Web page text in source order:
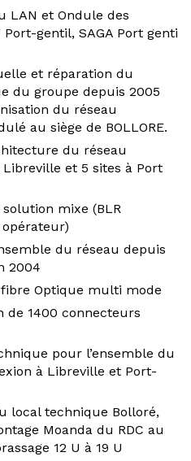
LAN et Ondule des
Port-gentil, SAGA Port genti
et réparation du
du groupe depuis 2005
du réseau
au siège de BOLLORE.
du réseau
et 5 sites à Port
mixe (BLR
du réseau depuis
2004
Optique multi mode
de 1400 connecteurs
pour l’ensemble du
à Libreville et Port-
local technique Bolloré,
Moanda du RDC au
12 U à 19 U